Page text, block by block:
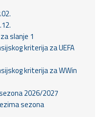
za slanje 1
kriterija za UEFA
kriterija za WWin
2026/2027
sezona